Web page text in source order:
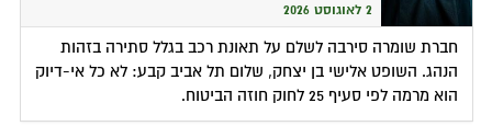
2 לאוגוסט 2026
חברת שומרה סירבה לשלם על תאונת רכב בגלל סתירה בזהות
הנהג. השופט אלישי בן יצחק, שלום תל אביב קבע: לא כל אי-דיוק
הוא מרמה לפי סעיף 25 לחוק חוזה הביטוח.